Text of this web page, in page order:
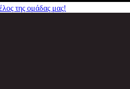
της ομάδας μας!